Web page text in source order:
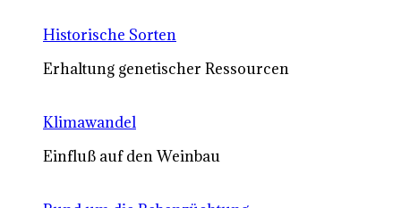
Historische Sorten
Erhaltung genetischer Ressourcen
Klimawandel
Einfluß auf den Weinbau